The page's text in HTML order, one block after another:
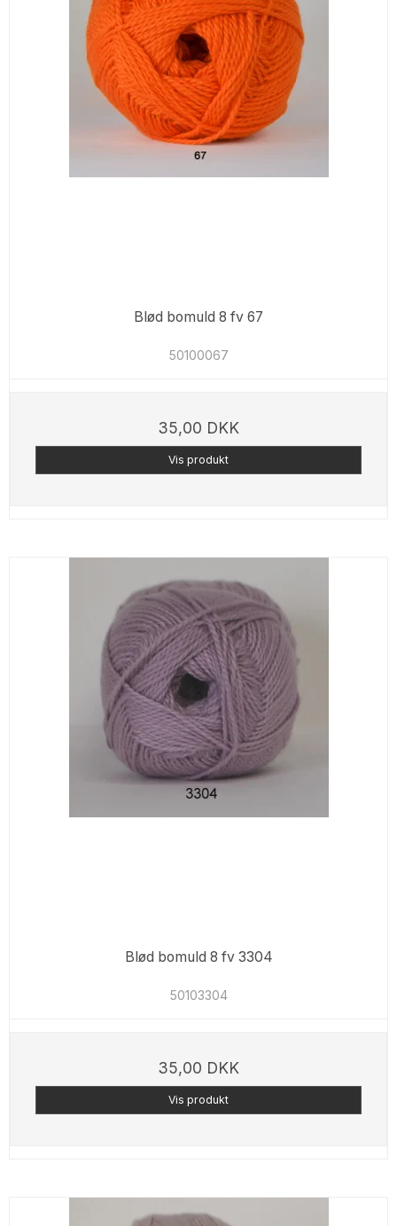
Blød bomuld 8 fv 67
50100067
35,00 DKK
Vis produkt
Blød bomuld 8 fv 3304
50103304
35,00 DKK
Vis produkt